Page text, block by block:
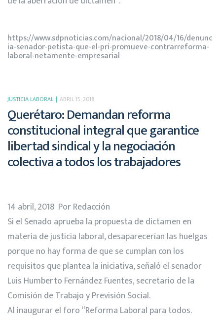
https://www.sdpnoticias.com/nacional/2018/04/16/denunc
ia-senador-petista-que-el-pri-promueve-contrarreforma-
laboral-netamente-empresarial
JUSTICIA LABORAL ABRIL 15, 2018
Querétaro: Demandan reforma
constitucional integral que garantice
libertad sindical y la negociación
colectiva a todos los trabajadores
14 abril, 2018 PorRedacción
Si el Senado aprueba la propuesta de dictamen en
materia de justicia laboral, desaparecerían las huelgas
porque no hay forma de que se cumplan con los
requisitos que plantea la iniciativa, señaló el senador
Luis Humberto Fernández Fuentes, secretario de la
Comisión de Trabajo y Previsión Social.
Al inaugurar el foro “Reforma Laboral para todos.